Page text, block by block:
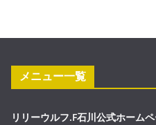
メニュー一覧
リリーウルフ.F石川公式ホーム